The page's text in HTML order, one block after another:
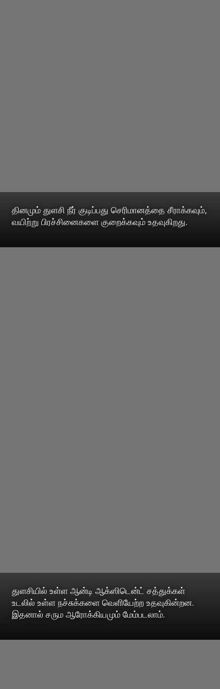
தினமும் துளசி நீர் குடிப்பது செரிமானத்தை சீராக்கவும்,
வயிற்று பிரச்சினைகளை குறைக்கவும் உதவுகிறது.
துளசியில் உள்ள ஆன்டி ஆக்ஸிடென்ட் சத்துக்கள்
உடலில் உள்ள நச்சுக்களை வெளியேற்ற உதவுகின்றன.
இதனால் சரும ஆரோக்கியமும் மேம்படலாம்.